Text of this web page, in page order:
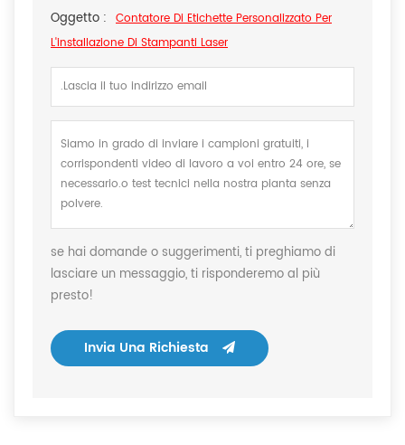
Oggetto : Contatore Di Etichette Personalizzato Per
L'installazione Di Stampanti Laser
se hai domande o suggerimenti, ti preghiamo di
lasciare un messaggio, ti risponderemo al più
presto!
Invia Una Richiesta